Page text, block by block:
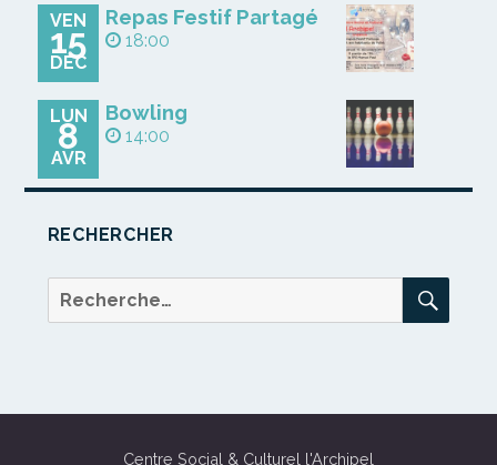
VEN
15
DÉC
Repas Festif Partagé
18:00
LUN
8
AVR
Bowling
14:00
RECHERCHER
Recherche
Centre Social & Culturel l'Archipel